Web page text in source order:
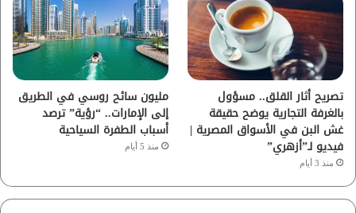
تصريح أثار القلق.. مسؤول
بالغرفة التجارية يوضح حقيقة
غش البن في الأسواق المصرية |
فيديو لـ”أزهري”
منذ 3 أيام
مليون سائح روسي في الطريق
إلى الإمارات.. “رؤية” ترصد
أسباب الطفرة السياحية
منذ 5 أيام